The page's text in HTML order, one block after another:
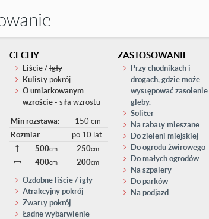
CECHY
Liście/Igły
Kulistypokrój
O umiarkowanym
wzroście- siła wzrostu
Min rozstawa:
150 cm
Rozmiar:
po 10 lat.
500cm 250cm
400cm 200cm
Ozdobne liście / igły
Atrakcyjny pokrój
Zwarty pokrój
Ładne wybarwienie
ZASTOSOWANIE
Przy chodnikach i
drogach, gdzie może
występować zasolenie
gleby.
Soliter
Na rabaty mieszane
Do zieleni miejskiej
Do ogrodu żwirowego
Do małych ogrodów
Na szpalery
Do parków
Na podjazd